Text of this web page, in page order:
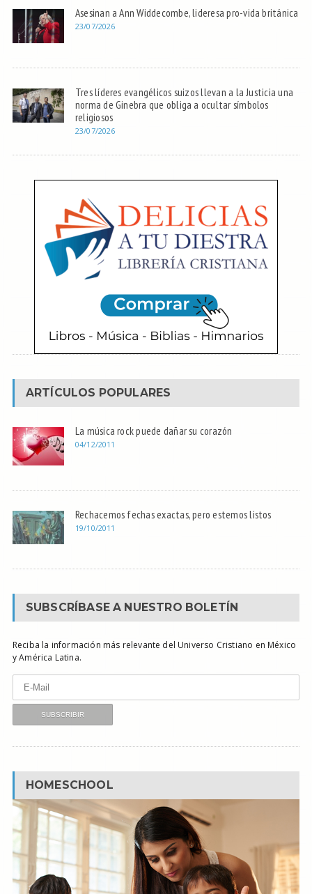
Asesinan a Ann Widdecombe, lideresa pro-vida británica
23/07/2026
Tres líderes evangélicos suizos llevan a la Justicia una
norma de Ginebra que obliga a ocultar símbolos
religiosos
23/07/2026
ARTÍCULOS POPULARES
La música rock puede dañar su corazón
04/12/2011
Rechacemos fechas exactas, pero estemos listos
19/10/2011
SUBSCRÍBASE A NUESTRO BOLETÍN
Reciba la información más relevante del Universo Cristiano en México
y América Latina.
HOMESCHOOL